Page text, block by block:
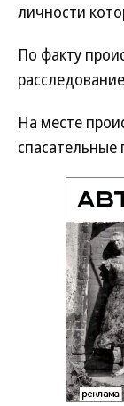
личности
По факту
На месте